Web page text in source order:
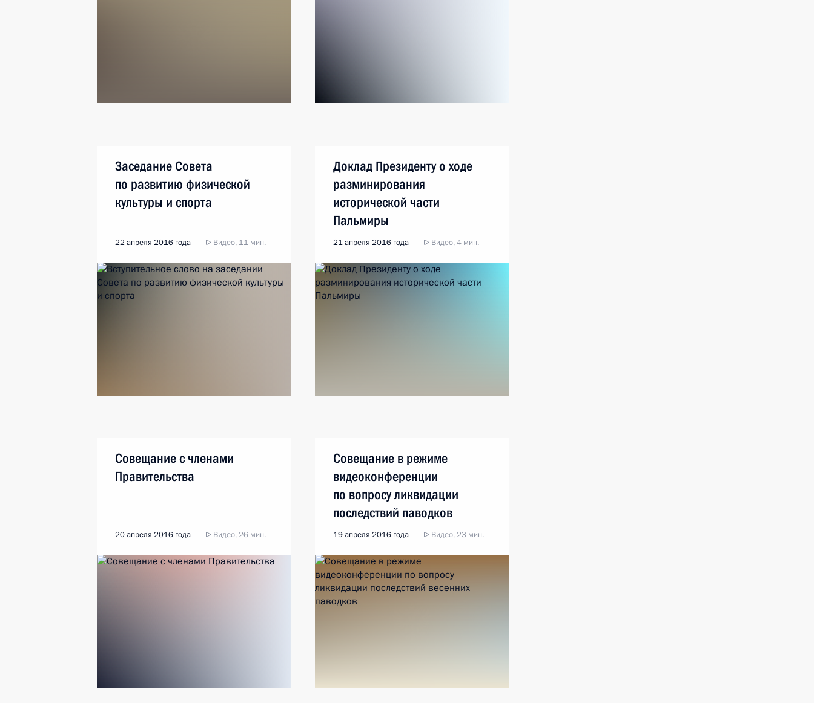
Заседание Совета
по развитию физической
культуры и спорта
22 апреля 2016 года Видео, 11 мин.
Доклад Президенту о ходе
разминирования
исторической части
Пальмиры
21 апреля 2016 года Видео, 4 мин.
Совещание с членами
Правительства
20 апреля 2016 года Видео, 26 мин.
Совещание в режиме
видеоконференции
по вопросу ликвидации
последствий паводков
19 апреля 2016 года Видео, 23 мин.